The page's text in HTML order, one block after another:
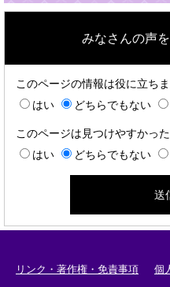
みなさんの声
このページの情報は役に立ち
はい
どちらでもない
このページは見つけやすかっ
はい
どちらでもない
リンク・著作権・免責事項 個